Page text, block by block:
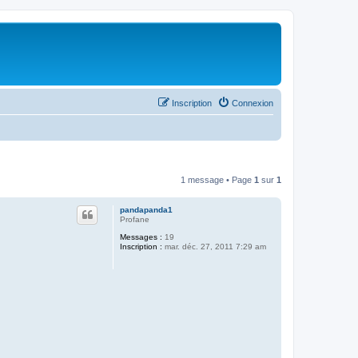
Connexion
Inscription
1 message • Page 1 sur 1
pandapanda1
Profane
Messages : 19
Inscription : mar. déc. 27, 2011 7:29 am